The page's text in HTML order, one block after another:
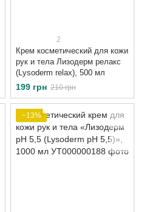
2
Крем косметический для кожи
рук и тела Лизодерм релакс
(Lysoderm relax), 500 мл
199 грн 210 грн
−13%